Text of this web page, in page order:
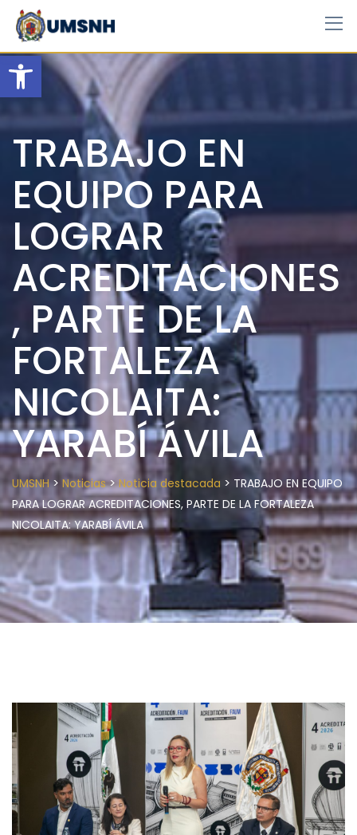
Open toolbar
Skip
content
TRABAJO EN
EQUIPO PARA
LOGRAR
ACREDITACIONES
, PARTE DE LA
FORTALEZA
NICOLAITA:
YARABÍ ÁVILA
UMSNH> Noticias>Noticia destacada > TRABAJO EN EQUIPO
PARA LOGRAR ACREDITACIONES, PARTE DE LA FORTALEZA
NICOLAITA: YARABÍ ÁVILA